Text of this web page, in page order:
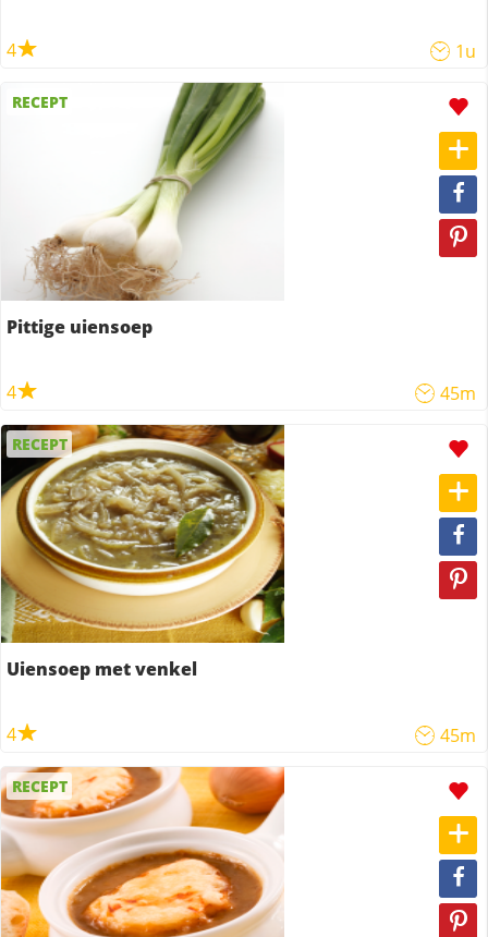
4 1u
RECEPT
Pittige uiensoep
4 45m
RECEPT
Uiensoep met venkel
4 45m
RECEPT